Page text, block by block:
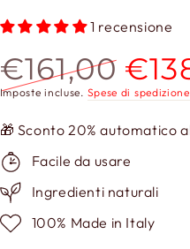
1 recensione
Prezzo
€161,00
Prezzo
Imposte incluse. Spese di spedizione
🎁 Sconto 20% automatico
Facile da usare
Ingredienti naturali
100% Made in Italy